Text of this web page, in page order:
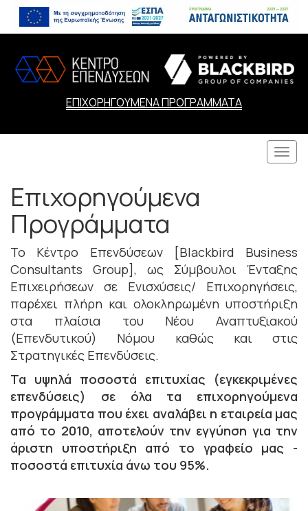
ΕΠΙΧΟΡΗΓΟΥΜΕΝΑ ΠΡΟΓΡΑΜΜΑΤΑ
Επιχορηγούμενα
Προγράμματα
Το Κέντρο Επενδύσεων [Blackbird Business
Consultants Group], ως Σύμβουλοι Ένταξης
Επιχειρήσεων σε Ενισχύσεις/ Επιχορηγήσεις,
παρέχει πλήρη και ολοκληρωμένη υποστήριξη
στα πλαίσια του Νέου Αναπτυξιακού
(Επενδυτικού) Νόμου καθώς και στις
Στρατηγικές Επενδύσεις.
Τα υψηλά ποσοστά επιτυχίας (εγκεκριμένες
επενδύσεις) σε όλα τα επιχορηγούμενα
προγράμματα που έχει αναλάβει η εταιρεία μας
από το 2010, αποτελούν την εγγύηση για την
άριστη υποστήριξη από το γραφείο μας -
ποσοστά επιτυχία άνω του 95%.